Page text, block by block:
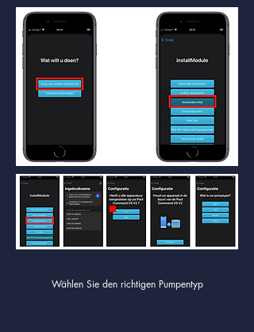
Wählen Sie den richtigen Pumpentyp